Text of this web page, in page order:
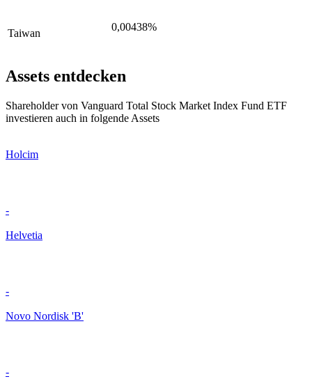
Taiwan
0,00438%
Assets entdecken
Shareholder von Vanguard Total Stock Market Index Fund ETF
investieren auch in folgende Assets
Holcim
-
Helvetia
-
Novo Nordisk 'B'
-